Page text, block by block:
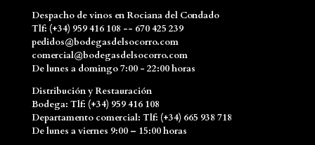
Despacho de vinos en Rociana del Condado
Tlf: (+34) 959 416 108 -- 670 425 239
pedidos@bodegasdelsocorro.com
comercial@bodegasdelsocorro.com
De lunes a domingo 7:00 - 22:00 horas
Distribución y Restauración
Bodega: Tlf: (+34) 959 416 108
Departamento comercial: Tlf: (+34) 665 938 718
De lunes a viernes 9:00 – 15:00 horas